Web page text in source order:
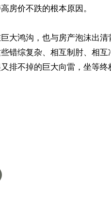
房价不跌的根本原因。
大鸿沟，也与房产泡沫出清
错综复杂、相互制肘、相互
排不掉的巨大向雷，坐等终